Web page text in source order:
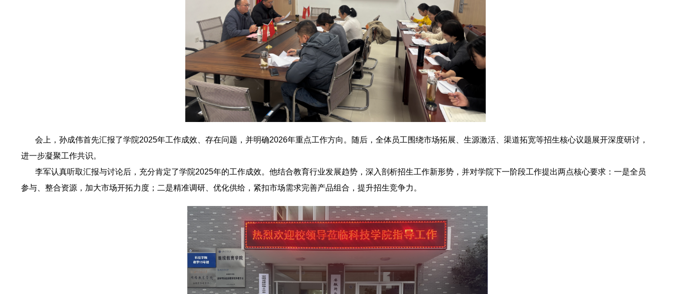
会上，孙成伟首先汇报了学院2025年工作成效、存在问题，并明确2026年重点工作方向。随后，全体员工围绕市场拓展、生源激活、渠道拓宽等招生核心议题展开深度研讨，
进一步凝聚工作共识。
李军认真听取汇报与讨论后，充分肯定了学院2025年的工作成效。他结合教育行业发展趋势，深入剖析招生工作新形势，并对学院下一阶段工作提出两点核心要求：一是全员
参与、整合资源，加大市场开拓力度；二是精准调研、优化供给，紧扣市场需求完善产品组合，提升招生竞争力。